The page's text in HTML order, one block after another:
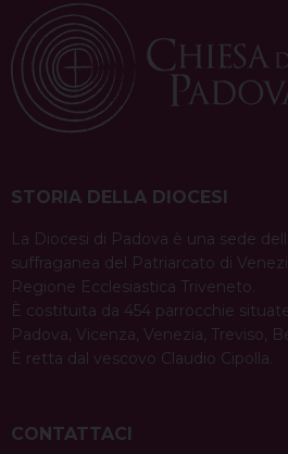
STORIA DELLA DIOCESI
La Diocesi di Padova è una sede
suffraganea del Patriarcato di
Regione Ecclesiastica Triveneto.
È costituita da 454 parrocchie
Padova, Vicenza, Venezia, Treviso,
È retta dal vescovo Claudio Cipolla.
CONTATTACI